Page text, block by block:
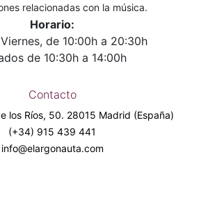
relacionadas con la música.
Horario:
de 10:00h a 20:30h
de 10:30h a 14:00h
Contacto
los Ríos, 50. 28015 Madrid (España)
(+34) 915 439 441
info@elargonauta.com